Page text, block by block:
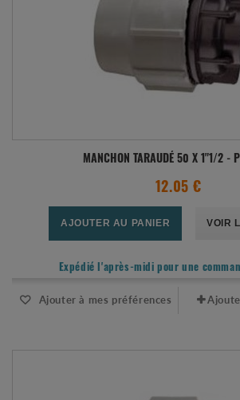
MANCHON TARAUDÉ 50 X 1"1/2 -
12.05 €
AJOUTER AU PANIER VOIR
Expédié l'après-midi pour une
Ajouter à mes préférences